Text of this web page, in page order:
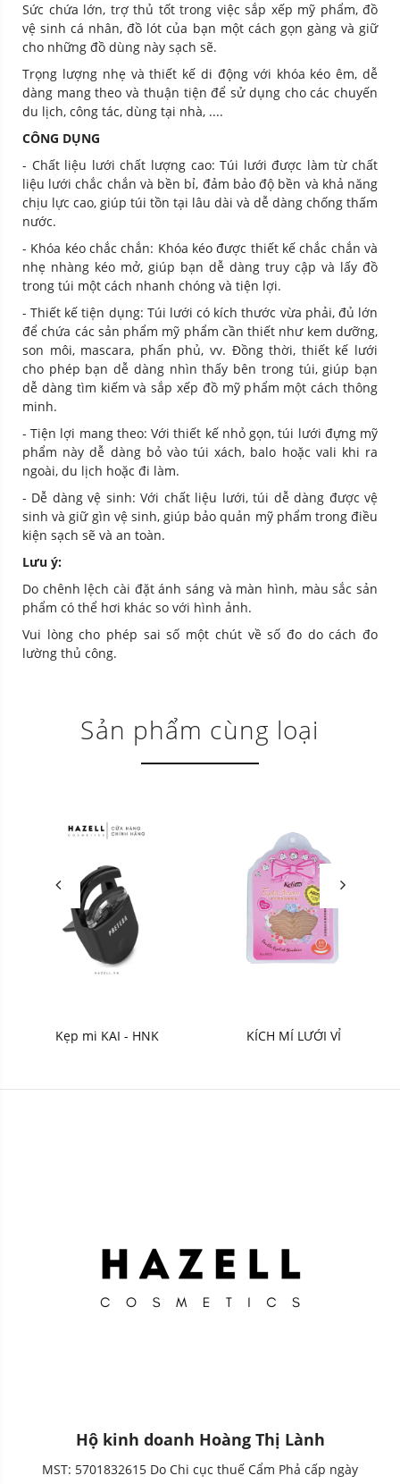
Sức chứa lớn, trợ thủ tốt trong việc sắp xếp mỹ phẩm, đồ
vệ sinh cá nhân, đồ lót của bạn một cách gọn gàng và giữ
cho những đồ dùng này sạch sẽ.
Trọng lượng nhẹ và thiết kế di động với khóa kéo êm, dễ
dàng mang theo và thuận tiện để sử dụng cho các chuyến
du lịch, công tác, dùng tại nhà, ....
CÔNG DỤNG
- Chất liệu lưới chất lượng cao: Túi lưới được làm từ chất
liệu lưới chắc chắn và bền bỉ, đảm bảo độ bền và khả năng
chịu lực cao, giúp túi tồn tại lâu dài và dễ dàng chống thấm
nước.
- Khóa kéo chắc chắn: Khóa kéo được thiết kế chắc chắn và
nhẹ nhàng kéo mở, giúp bạn dễ dàng truy cập và lấy đồ
trong túi một cách nhanh chóng và tiện lợi.
- Thiết kế tiện dụng: Túi lưới có kích thước vừa phải, đủ lớn
để chứa các sản phẩm mỹ phẩm cần thiết như kem dưỡng,
son môi, mascara, phấn phủ, vv. Đồng thời, thiết kế lưới
cho phép bạn dễ dàng nhìn thấy bên trong túi, giúp bạn
dễ dàng tìm kiếm và sắp xếp đồ mỹ phẩm một cách thông
minh.
- Tiện lợi mang theo: Với thiết kế nhỏ gọn, túi lưới đựng mỹ
phẩm này dễ dàng bỏ vào túi xách, balo hoặc vali khi ra
ngoài, du lịch hoặc đi làm.
- Dễ dàng vệ sinh: Với chất liệu lưới, túi dễ dàng được vệ
sinh và giữ gìn vệ sinh, giúp bảo quản mỹ phẩm trong điều
kiện sạch sẽ và an toàn.
Lưu ý:
Do chênh lệch cài đặt ánh sáng và màn hình, màu sắc sản
phẩm có thể hơi khác so với hình ảnh.
Vui lòng cho phép sai số một chút về số đo do cách đo
lường thủ công.
Sản phẩm cùng loại
Kẹp mi KAI - HNK KÍCH MÍ LƯỚI VỈ
Hộ kinh doanh Hoàng Thị Lành
MST: 5701832615 Do Chi cục thuế Cẩm Phả cấp ngày